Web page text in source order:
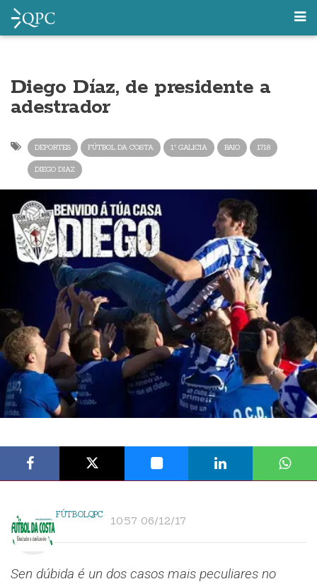
Diego Díaz, de presidente a
adestrador
DEPORTES FÚTBOL DA COSTA 1ª GALICIA BAIO 1718
DIEGO DIAZ
FÚTBOLQPC 10:57 06/12/17
Sen dúbida é un dos casos mais peculiares no